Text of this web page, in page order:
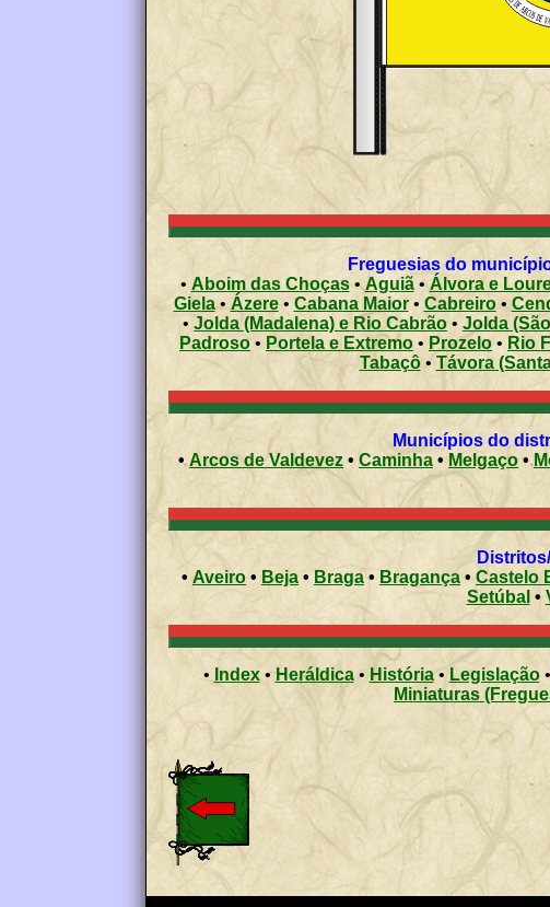
Freguesias do
• Aboim das Choças•Aguiã• Álvora e
Giela•Ázere• Cabana Maior• Cabreiro•
• Jolda (Madalena) e Rio Cabrão • Jolda
Padroso• Portela e Extremo • Prozelo • Rio
Tabaçô• Távora
• Arcos de Valdevez • Caminha • Melgaço •
• Aveiro • Beja • Braga• Bragança • Castelo
Setúbal •
• Index•Heráldica• História • Legislação •
Miniaturas